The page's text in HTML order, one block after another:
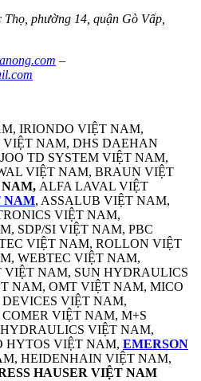
phường 14, quận Gò Vấp,
–
IRIONDO VIỆT NAM,
NAM, DHS DAEHAN
TD SYSTEM VIỆT NAM,
VIỆT NAM, BRAUN VIỆT
ALFA LAVAL VIỆT
NAM, ASSALUB VIỆT NAM,
VIỆT NAM,
SDP/SI VIỆT NAM, PBC
VIỆT NAM, ROLLON VIỆT
WEBTEC VIỆT NAM,
VIỆT NAM, SUN HYDRAULICS
NAM, OMT VIỆT NAM, MICO
VIỆT NAM,
VIỆT NAM, M+S
VIỆT NAM,
HYTOS VIỆT NAM, EMERSON
HEIDENHAIN VIỆT NAM,
HAUSER VIỆT NAM